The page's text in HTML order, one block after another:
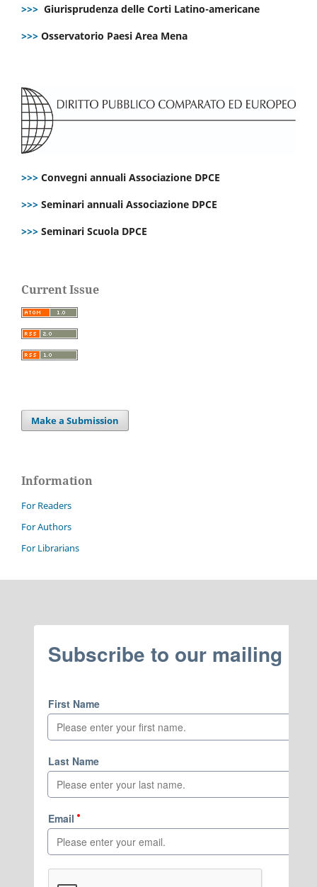
>>> Giurisprudenza delle Corti Latino-americane
>>> Osservatorio Paesi Area Mena
>>> Convegni annuali Associazione DPCE
>>> Seminari annuali Associazione DPCE
>>> Seminari Scuola DPCE
Current Issue
Make a Submission
Information
For Readers
For Authors
For Librarians